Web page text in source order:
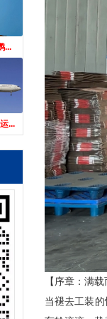
...
...
【序章：满
当褪去工装